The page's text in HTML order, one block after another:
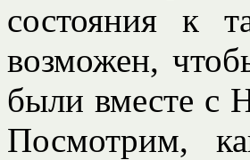
состояния к
возможен,
были вместе с
Посмотрим,